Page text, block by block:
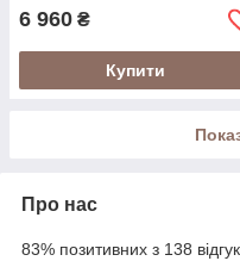
6 960 ₴
Купити
Про нас
83% позитивних з 138